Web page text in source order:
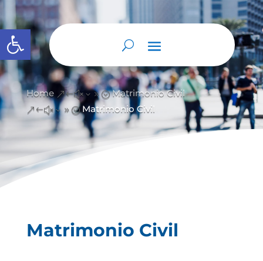
Open toolbar
Home &#x39; Matrimonio Civil
&#x39; Matrimonio Civil
Matrimonio Civil